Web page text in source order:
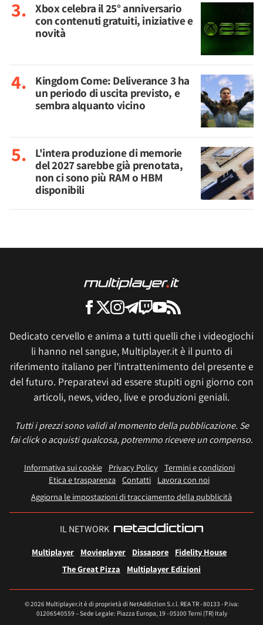
Xbox celebra il 25° anniversario
con contenuti gratuiti, iniziative e
novità
Kingdom Come: Deliverance 3 ha
un periodo di uscita previsto, e
sembra alquanto vicino
L'intera produzione di memorie
del 2027 sarebbe già prenotata,
non ci sono più RAM o HBM
disponibili
Dedicato cervello e anima a tutti quelli che i videogiochi
li hanno nel sangue, Multiplayer.it è il punto di
riferimento italiano per l'intrattenimento del presente e
del futuro. Preparatevi ad essere stupiti ogni giorno con
articoli, news, video, live e produzioni geniali.
Tutti i prezzi sono validi al momento della pubblicazione. Se
fai click o acquisti qualcosa, potremmo ricevere un compenso.
Informativa sui cookie Privacy Policy
Termini e condizioni
Etica e trasparenza Contatti
Lavora con noi
Aggiorna le impostazioni di tracciamento della pubblicità
IL NETWORK
Multiplayer Movieplayer Dissapore
Fidelity House
The Great Pizza
Multiplayer Edizioni
© 2026 Multiplayer.it è di proprietà di NetAddiction S.r.l. REA TR - 80133 - P.iva:
01206540559 – Sede Legale: Piazza Europa, 19 - 05100 Terni (TR) Italy